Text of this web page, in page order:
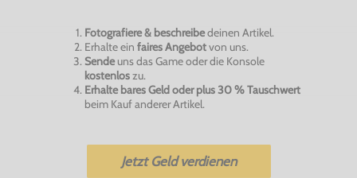
Fotografiere & beschreibedeinen Artikel.
Erhalte ein faires Angebotvon uns.
Sendeuns das Game oder die Konsole
kostenloszu.
Erhalte bares Geld oder plus 30 % Tauschwert
beim Kauf anderer Artikel.
Jetzt Geld verdienen